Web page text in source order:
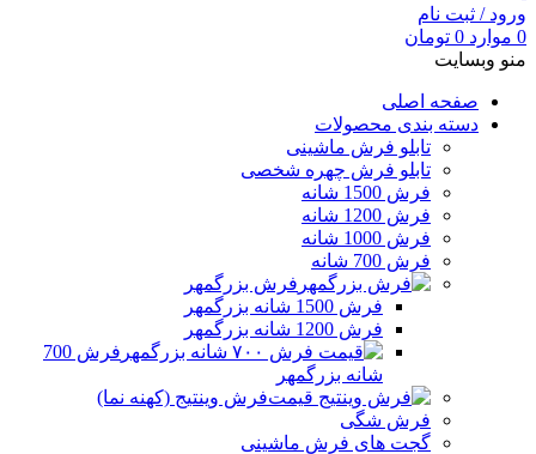
ورود / ثبت نام
0 موارد 0 تومان
منو وبسایت
صفحه اصلی
دسته بندی محصولات
تابلو فرش ماشینی
تابلو فرش چهره شخصی
فرش 1500 شانه
فرش 1200 شانه
فرش 1000 شانه
فرش 700 شانه
فرش بزرگمهر
فرش 1500 شانه بزرگمهر
فرش 1200 شانه بزرگمهر
فرش 700
شانه بزرگمهر
فرش وینتیج (کهنه نما)
فرش شگی
گجت های فرش ماشینی